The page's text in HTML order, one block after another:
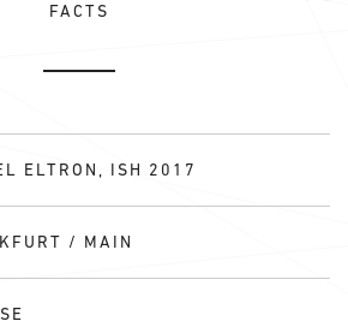
FACTS
ELTRON, ISH 2017
/ MAIN